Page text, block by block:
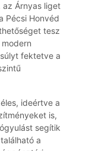
az Árnyas liget
Pécsi Honvéd
tesz
fektetve a
ideértve a
is,
segítik
a